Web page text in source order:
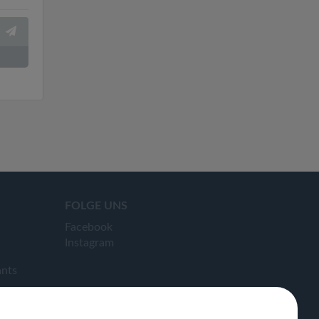
FOLGE UNS
Facebook
Instagram